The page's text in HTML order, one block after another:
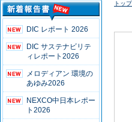
DIC レポート 2026
DIC サステナビリテ
ィレポート2026
メロディアン 環境の
あゆみ2026
NEXCO中日本レポー
ト2026
トッ